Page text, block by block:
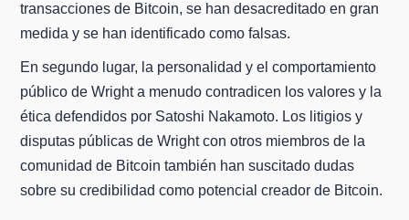
transacciones de Bitcoin, se han desacreditado en gran
medida y se han identificado como falsas.
En segundo lugar, la personalidad y el comportamiento
público de Wright a menudo contradicen los valores y la
ética defendidos por Satoshi Nakamoto. Los litigios y
disputas públicas de Wright con otros miembros de la
comunidad de Bitcoin también han suscitado dudas
sobre su credibilidad como potencial creador de Bitcoin.